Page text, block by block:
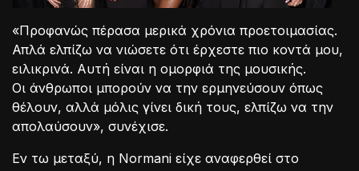
«Προφανώς πέρασα μερικά χρόνια προετοιμασίας.
Απλά ελπίζω να νιώσετε ότι έρχεστε πιο κοντά μου,
ειλικρινά. Αυτή είναι η ομορφιά της μουσικής.
Οι άνθρωποι μπορούν να την ερμηνεύσουν όπως
θέλουν, αλλά μόλις γίνει δική τους, ελπίζω να την
απολαύσουν», συνέχισε.
Εν τω μεταξύ, η Normani είχε αναφερθεί στο